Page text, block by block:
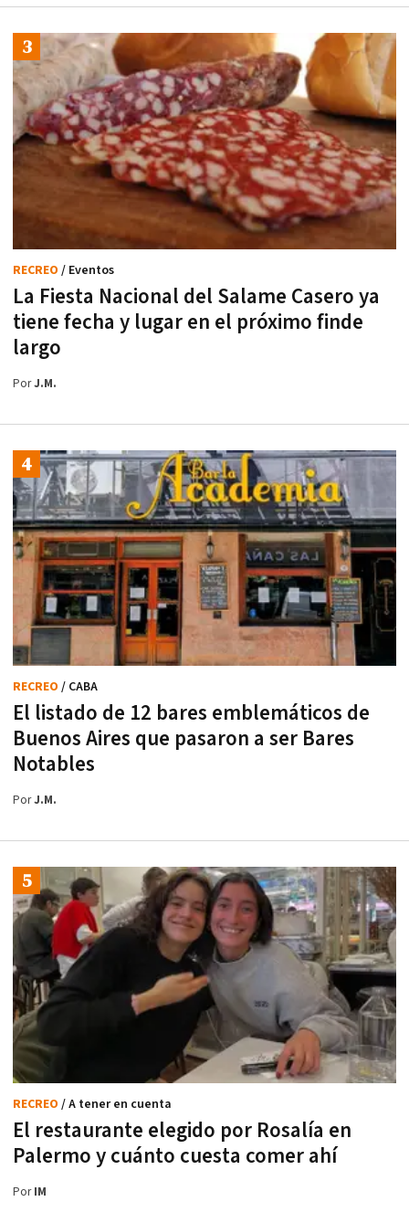
La Fiesta Nacional del Salame Casero ya
tiene fecha y lugar en el próximo finde
largo
RECREO / Eventos
PorJ.M.
El listado de 12 bares emblemáticos de
Buenos Aires que pasaron a ser Bares
Notables
RECREO / CABA
PorJ.M.
El restaurante elegido por Rosalía en
Palermo y cuánto cuesta comer ahí
RECREO / A tener en cuenta
PorIM